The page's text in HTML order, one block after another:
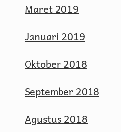
Maret 2019
Januari 2019
Oktober 2018
September 2018
Agustus 2018